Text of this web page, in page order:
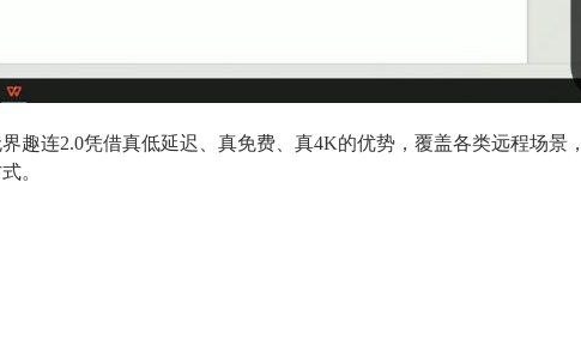
趣连2.0凭借真低延迟、真免费、真4K的优势，覆盖各类远程场
。